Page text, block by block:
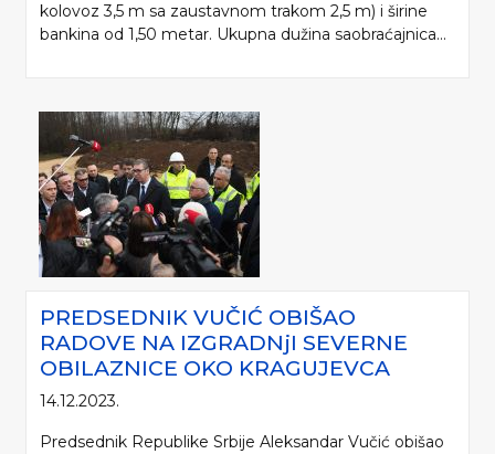
kolovoz 3,5 m sa zaustavnom trakom 2,5 m) i širine
bankina od 1,50 metar. Ukupna dužina saobraćajnica...
PREDSEDNIK VUČIĆ OBIŠAO
RADOVE NA IZGRADNjI SEVERNE
OBILAZNICE OKO KRAGUJEVCA
14.12.2023.
Predsednik Republike Srbije Aleksandar Vučić obišao